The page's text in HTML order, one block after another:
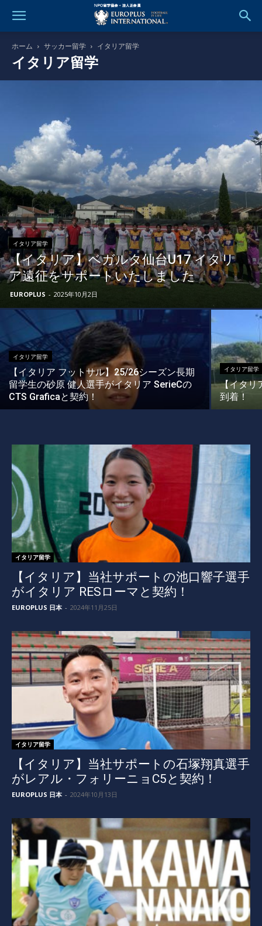
ホーム サッカー留学 イタリア留学
イタリア留学
イタリア留学
【イタリア】ベガルタ仙台U17 イタリ
ア遠征をサポートいたしました
EUROPLUS - 2025年10月2日
イタリア留学
【イタリア フットサル】25/26シーズン長期
留学生の砂原 健人選手がイタリア SerieCの
CTS Graficaと契約！
イタリア留学
【イタリ
到着！
イタリア留学
【イタリア】当社サポートの池口響子選手
がイタリア RESローマと契約！
EUROPLUS 日本 - 2024年11月25日
イタリア留学
【イタリア】当社サポートの石塚翔真選手
がレアル・フォリーニョC5と契約！
EUROPLUS 日本 - 2024年10月13日